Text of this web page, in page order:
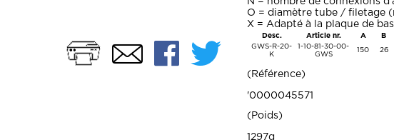
Imprimer
EmailFacebook
Twitter
O = diamètre tube / filetage
X = Adapté à la plaque de
Desc. Article nr. A
B
GWS-R-20-
K
1-10-81-30-00-
GWS
150 26
Référence
'0000045571
Poids
1297g